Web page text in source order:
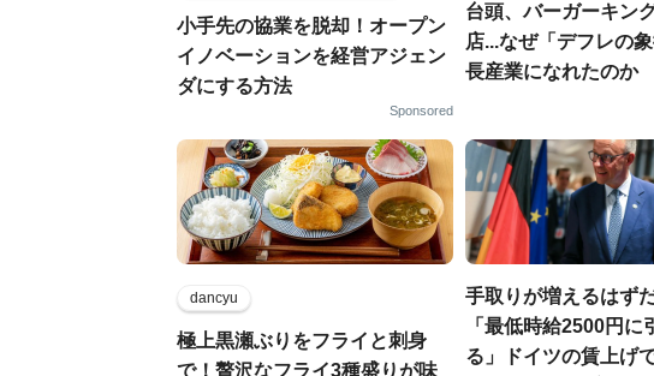
小手先の協業を脱却！オープン
イノベーションを経営アジェン
ダにする方法
Sponsored
台頭、バーガーキン
店...なぜ「デフレの
長産業になれたのか
dancyu
極上黒瀬ぶりをフライと刺身
で！贅沢なフライ3種盛りが味
手取りが増えるはず
「最低時給2500円に
る」ドイツの賃上げ